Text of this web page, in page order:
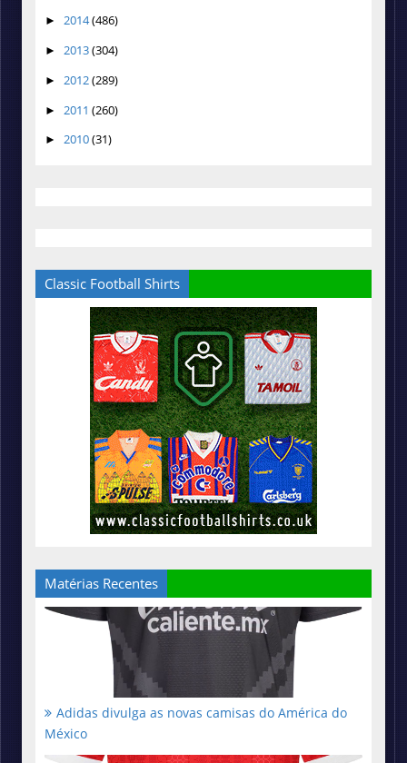
► 2014(486)
► 2013(304)
► 2012(289)
► 2011 (260)
► 2010(31)
Classic Football Shirts
Matérias Recentes
Adidas divulga as novas camisas do América do
México